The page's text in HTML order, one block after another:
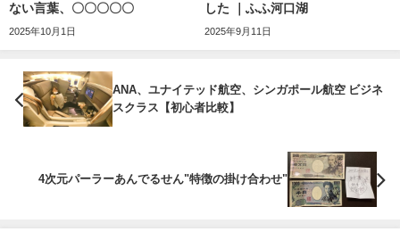
ない言葉、〇〇〇〇〇
2025年10月1日
した ｜ふふ河口湖
2025年9月11日
ANA、ユナイテッド航空、シンガポール航空 ビジネ
スクラス【初心者比較】
4次元パーラーあんでるせん"特徴の掛け合わせ"